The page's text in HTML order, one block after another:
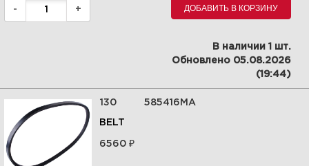
- + ДОБАВИТЬ В КОРЗИНУ
В наличии 1 шт.
Обновлено 05.08.2026
(19:44)
130 585416MA
BELT
6560₽